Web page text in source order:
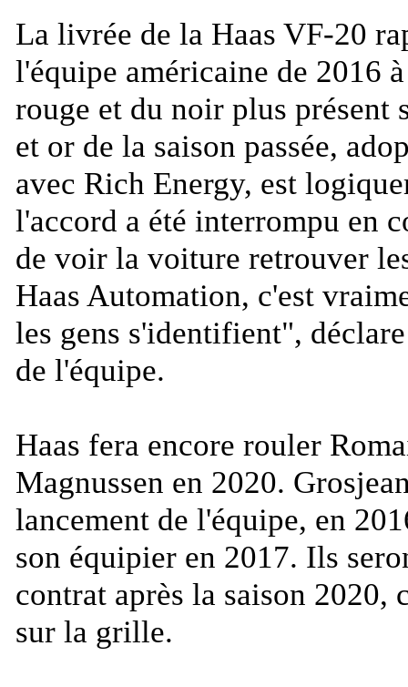
La livrée de la Haas VF-20
l'équipe américaine de 2016
rouge et du noir plus présent
et or de la saison passée,
avec Rich Energy, est
l'accord a été interrompu en
de voir la voiture retrouver
Haas Automation, c'est
les gens s'identifient",
de l'équipe.
Haas fera encore rouler
Magnussen en 2020.
lancement de l'équipe, en
son équipier en 2017. Ils
contrat après la saison 2020,
sur la grille.